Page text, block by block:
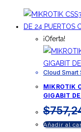
¡Oferta!
Cloud Smart
MIKROTIK
GIGABIT
$
Añadir al